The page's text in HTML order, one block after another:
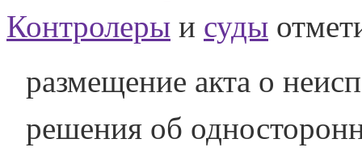
Контролеры и суды
размещение акта о
решения об